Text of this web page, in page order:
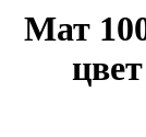
Мат